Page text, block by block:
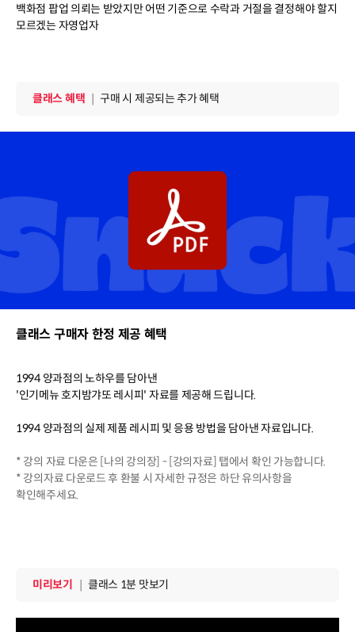
백화점 팝업 의뢰는 받았지만 어떤 기준으로 수락과 거절을 결정해야 할지
모르겠는 자영업자
클래스 혜택 ｜구매 시 제공되는 추가 혜택
클래스 구매자 한정 제공 혜택
1994 양과점의 노하우를 담아낸
'인기메뉴 호지밤갸또 레시피' 자료를 제공해 드립니다.
1994 양과점의 실제 제품 레시피 및 응용 방법을 담아낸 자료입니다.
* 강의 자료 다운은 [나의 강의장] - [강의자료] 탭에서 확인 가능합니다.
* 강의자료 다운로드 후 환불 시 자세한 규정은 하단 유의사항을
확인해주세요.
미리보기 ｜ 클래스 1분 맛보기